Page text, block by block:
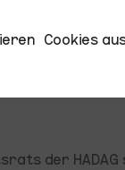
der HADAG
Cookies